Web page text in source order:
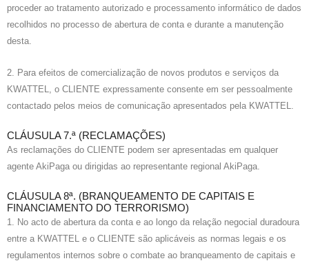
proceder ao tratamento autorizado e processamento informático de dados
recolhidos no processo de abertura de conta e durante a manutenção
desta.
2. Para efeitos de comercialização de novos produtos e serviços da
KWATTEL, o CLIENTE expressamente consente em ser pessoalmente
contactado pelos meios de comunicação apresentados pela KWATTEL.
CLÁUSULA 7.ª (RECLAMAÇÕES)
As reclamações do CLIENTE podem ser apresentadas em qualquer
agente AkiPaga ou dirigidas ao representante regional AkiPaga.
CLÁUSULA 8ª. (BRANQUEAMENTO DE CAPITAIS E
FINANCIAMENTO DO TERRORISMO)
1. No acto de abertura da conta e ao longo da relação negocial duradoura
entre a KWATTEL e o CLIENTE são aplicáveis as normas legais e os
regulamentos internos sobre o combate ao branqueamento de capitais e